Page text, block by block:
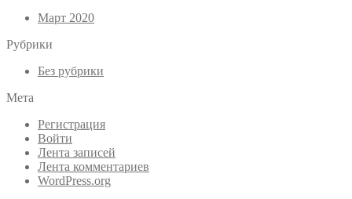
Март 2020
Рубрики
Без рубрики
Мета
Регистрация
Войти
Лента записей
Лента комментариев
WordPress.org